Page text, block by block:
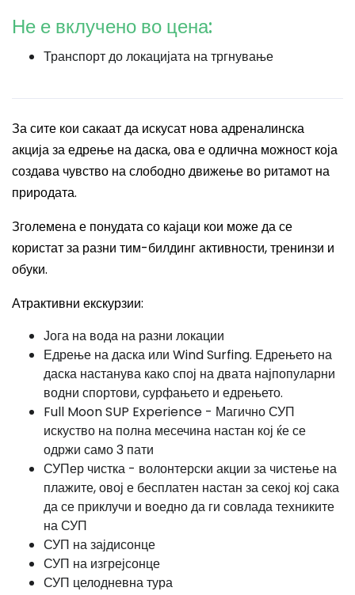
Не е вклучено во цена:
Транспорт до локацијата на тргнување
За сите кои сакаат да искусат нова адреналинска
акција за едрење на даска, ова е одлична можност која
создава чувство на слободно движење во ритамот на
природата.
Зголемена е понудата со кајаци кои може да се
користат за разни тим-билдинг активности, тренинзи и
обуки.
Атрактивни екскурзии:
Јога на вода на разни локации
Едрење на даска или Wind Surfing. Едрењето на
даска настанува како спој на двата најпопуларни
водни спортови, сурфањето и едрењето.
Full Moon SUP Experience - Магично СУП
искуство на полна месечина настан кој ќе се
одржи само 3 пати
СУПер чистка - волонтерски акции за чистење на
плажите, овој е бесплатен настан за секој кој сака
да се приклучи и воедно да ги совлада техниките
на СУП
СУП на зајдисонце
СУП на изгрејсонце
СУП целодневна тура